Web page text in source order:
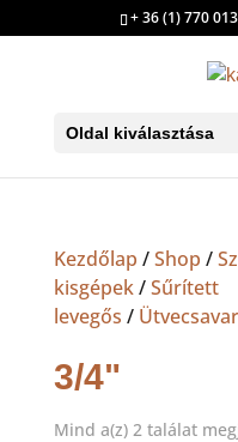
+ 36 (1) 770
Oldal kiválasztása
Kezdőlap /Shop /
kisgépek/Sűrített
levegős /
3/4"
Mind a(z) 2 találat